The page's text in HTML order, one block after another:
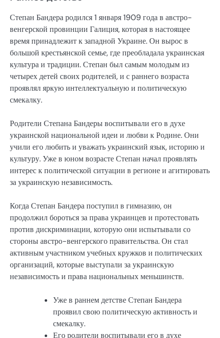
Степан Бандера родился 1 января 1909 года в австро-
венгерской провинции Галиция, которая в настоящее
время принадлежит к западной Украине. Он вырос в
большой крестьянской семье, где преобладала украинская
культура и традиции. Степан был самым молодым из
четырех детей своих родителей, и с раннего возраста
проявлял яркую интеллектуальную и политическую
смекалку.
Родители Степана Бандеры воспитывали его в духе
украинской национальной идеи и любви к Родине. Они
учили его любить и уважать украинский язык, историю и
культуру. Уже в юном возрасте Степан начал проявлять
интерес к политической ситуации в регионе и агитировать
за украинскую независимость.
Когда Степан Бандера поступил в гимназию, он
продолжил бороться за права украинцев и протестовать
против дискриминации, которую они испытывали со
стороны австро-венгерского правительства. Он стал
активным участником учебных кружков и политических
организаций, которые выступали за украинскую
независимость и права национальных меньшинств.
Уже в раннем детстве Степан Бандера
проявил свою политическую активность и
смекалку.
Его родители воспитывали его в духе